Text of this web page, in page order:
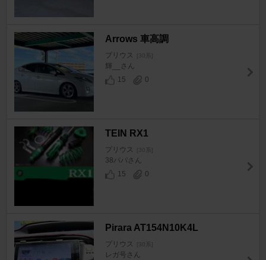
Arrows 車高調
プリウス
輝__さん
15
0
TEIN RX1
プリウス
38パパさん
15
0
Pirara AT154N10K4L
プリウス
レガ号さん